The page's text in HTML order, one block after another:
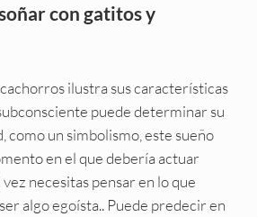
con gatitos y
ilustra sus características
puede determinar su
como un simbolismo, este sueño
en el que debería actuar
necesitas pensar en lo que
algo egoísta.. Puede predecir en